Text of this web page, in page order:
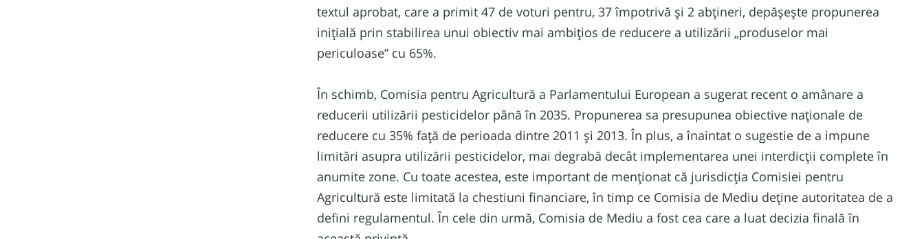
textul aprobat, care a primit 47 de voturi pentru, 37 împotrivă și 2 abțineri, depășește propunerea
inițială prin stabilirea unui obiectiv mai ambițios de reducere a utilizării „produselor mai
periculoase” cu 65%.
În schimb, Comisia pentru Agricultură a Parlamentului European a sugerat recent o amânare a
reducerii utilizării pesticidelor până în 2035. Propunerea sa presupunea obiective naționale de
reducere cu 35% față de perioada dintre 2011 și 2013. În plus, a înaintat o sugestie de a impune
limitări asupra utilizării pesticidelor, mai degrabă decât implementarea unei interdicții complete în
anumite zone. Cu toate acestea, este important de menționat că jurisdicția Comisiei pentru
Agricultură este limitată la chestiuni financiare, în timp ce Comisia de Mediu deține autoritatea de a
defini regulamentul. În cele din urmă, Comisia de Mediu a fost cea care a luat decizia finală în